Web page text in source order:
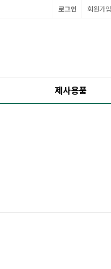
회원가입
로그인
제사용품